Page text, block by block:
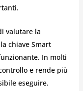
valutare la
chiave Smart
In molti
e rende più
eseguire.